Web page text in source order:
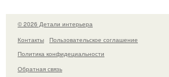
© 2026 Детали интерьера
Контакты
Пользовательское соглашение
Политика конфидециальности
Обратная связь